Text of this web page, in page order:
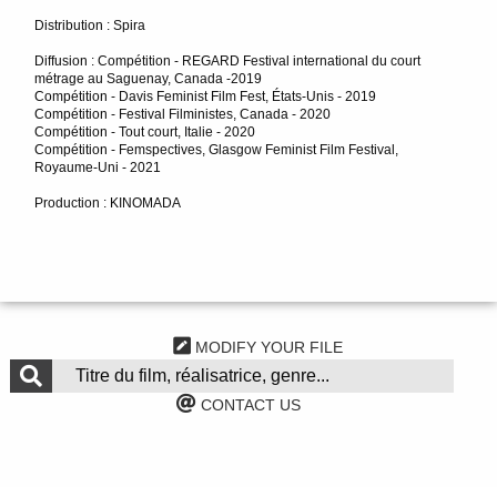
Distribution : Spira
Diffusion : Compétition - REGARD Festival international du court
métrage au Saguenay, Canada -2019
Compétition - Davis Feminist Film Fest, États-Unis - 2019
Compétition - Festival Filministes, Canada - 2020
Compétition - Tout court, Italie - 2020
Compétition - Femspectives, Glasgow Feminist Film Festival,
Royaume-Uni - 2021
Production : KINOMADA
MODIFY YOUR FILE
CONTACT US